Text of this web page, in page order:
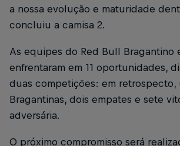
a nossa evolução e maturidade
concluiu a camisa 2.
As equipes do Red Bull Bragantino
enfrentaram em 11 oportunidades,
duas competições: em retrospecto,
Bragantinas, dois empates e sete
adversária.
O próximo compromisso será